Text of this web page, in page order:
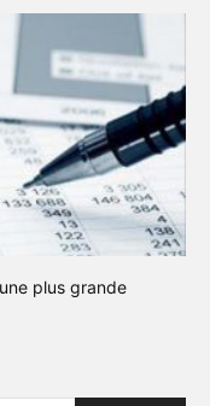
plus grande